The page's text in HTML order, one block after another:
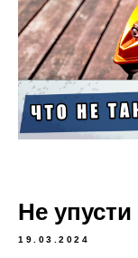
Не
19.03.2024